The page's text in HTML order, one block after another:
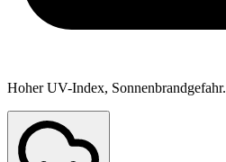
Hoher UV-Index, Sonnenbrandgefahr.